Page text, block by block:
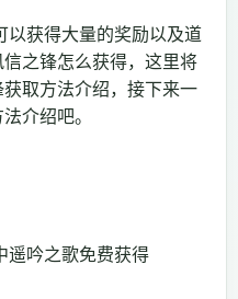
以获得大量的奖励以及道
之锋怎么获得，这里将
取方法介绍，接下来一
介绍吧。
遥吟之歌免费获得